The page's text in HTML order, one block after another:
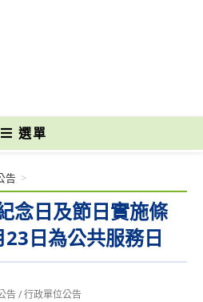
選單
念日及節日實施條
日為公共服務日
告 >
告/行政單位公告